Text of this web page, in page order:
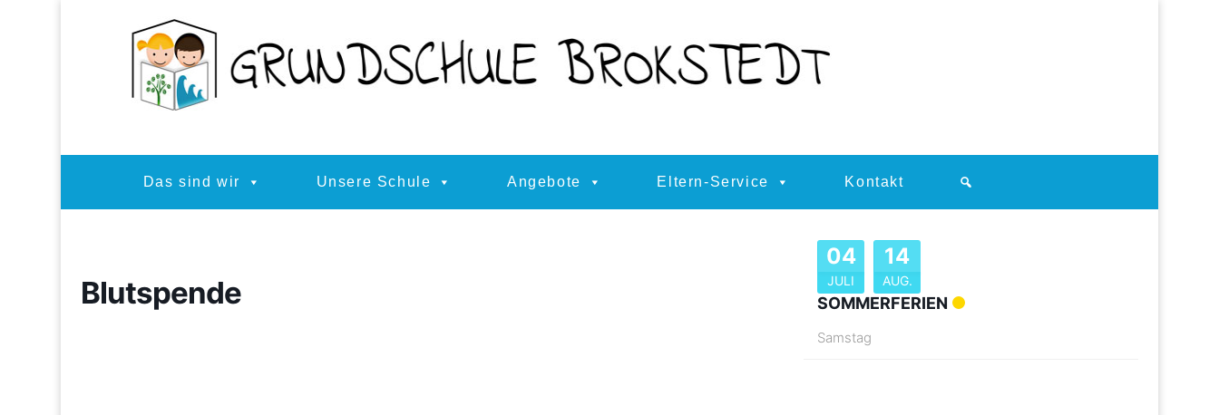
Das sind wir Unsere Schule Angebote Eltern-Service Kontakt
Blutspende
04
JULI
14
AUG.
SOMMERFERIEN
Samstag